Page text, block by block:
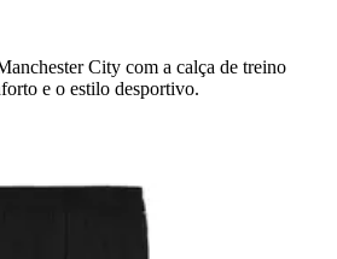
City com a calça de treino
e o estilo desportivo.